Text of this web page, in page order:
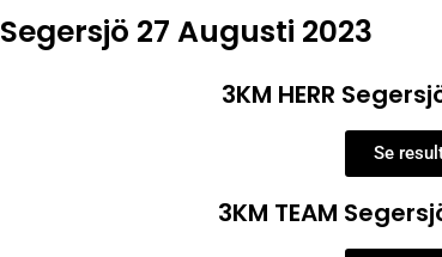
Segersjö 27 Augusti 2023
3KM HERR
Se
3KM TEAM